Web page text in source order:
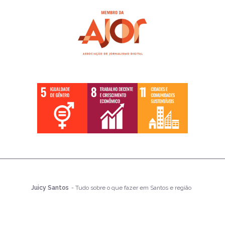
Juicy Santos - Tudo sobre o que fazer em Santos e região